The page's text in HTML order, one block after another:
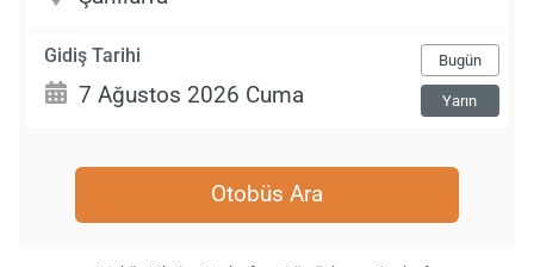
Gidiş Tarihi Bugün
Yarın
Otobüs Ara